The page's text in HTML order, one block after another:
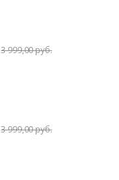
3 999,00 руб.
3 999,00 руб.